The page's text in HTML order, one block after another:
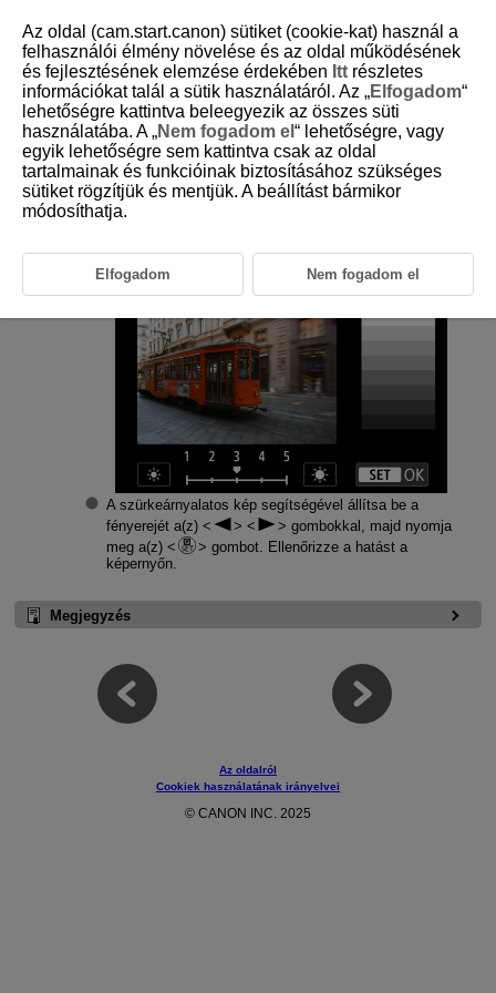
D250-091
Képernyő fényereje
Válassza a(z) [ :Képernyő fényerő] (
)
lehetőséget.
Végezze el a beállítást.
A szürkeárnyalatos kép segítségével állítsa be a
fényerejét a(z)
gombokkal, majd nyomja
meg a(z)
gombot. Ellenőrizze a hatást a
képernyőn.
Megjegyzés
Az oldalról
Cookiek használatának irányelvei
© CANON INC. 2025
Az oldal (cam.start.canon) sütiket (cookie-kat) használ a
felhasználói élmény növelése és az oldal működésének
és fejlesztésének elemzése érdekében Itt részletes
információkat talál a sütik használatáról. Az „Elfogadom“
lehetőségre kattintva beleegyezik az összes süti
használatába. A „Nem fogadom el “ lehetőségre, vagy
egyik lehetőségre sem kattintva csak az oldal
tartalmainak és funkcióinak biztosításához szükséges
sütiket rögzítjük és mentjük. A beállítást bármikor
módosíthatja.
Elfogadom Nem fogadom el